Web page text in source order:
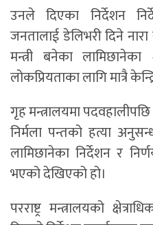
उनले दिएका निर्देशन
जनतालाई डेलिभरी दिने
मन्त्री बनेका
लोकप्रियताका लागि मात्रै
गृह मन्त्रालयमा
निर्मला पन्तको हत्या
लामिछानेका निर्देशन र
भएको देखिएको हो।
परराष्ट्र मन्त्रालयको